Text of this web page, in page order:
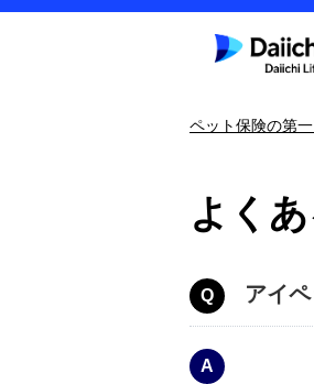
ペット保険の第
よく
アイ